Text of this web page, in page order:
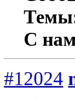
С
#12024